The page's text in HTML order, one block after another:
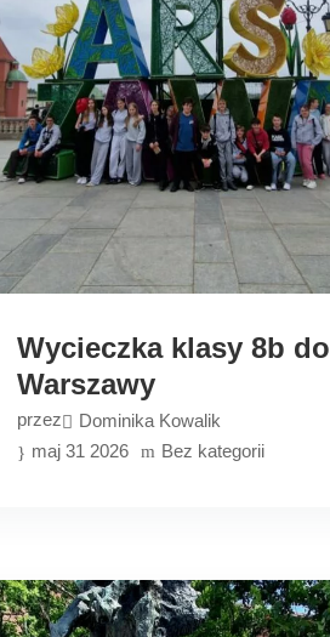
Wycieczka klasy 8b do
Warszawy
przez
Dominika Kowalik
maj 31 2026
Bez kategorii